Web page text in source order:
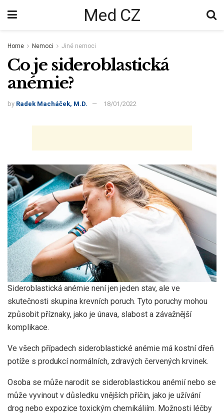
Med CZ
Home Nemoci Jiné nemoci
Co je sideroblastická
anémie?
by Radek Macháček, M.D. 18/01/2022
Sideroblastická anémie není jen jeden stav, ale ve
skutečnosti skupina krevních poruch. Tyto poruchy mohou
způsobit příznaky, jako je únava, slabost a závažnější
komplikace.
Ve všech případech sideroblastické anémie má kostní dřeň
potíže s produkcí normálních, zdravých červených krvinek.
Osoba se může narodit se sideroblastickou anémií nebo se
může vyvinout v důsledku vnějších příčin, jako je užívání
drog nebo expozice toxickým chemikáliím. Možnosti léčby